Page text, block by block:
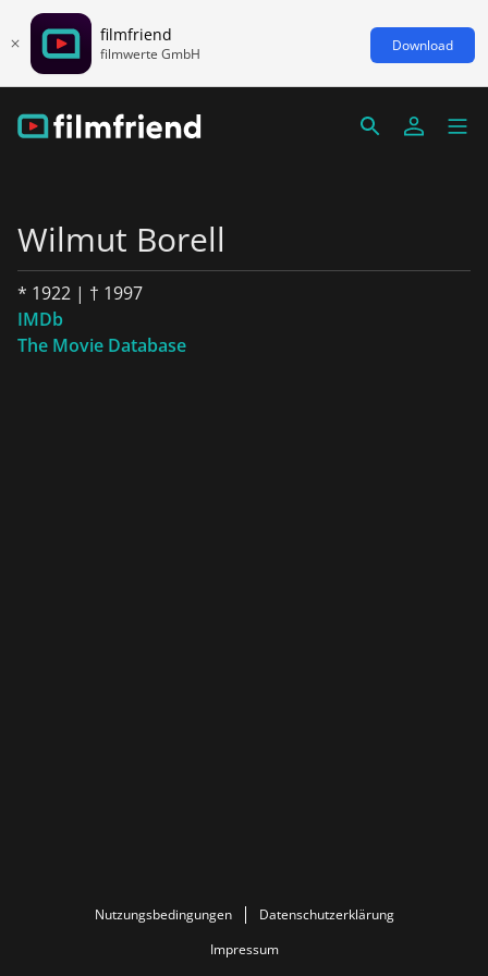
filmfriend
filmwerte GmbH Download
Wilmut Borell
* 1922 | † 1997
IMDb
The Movie Database
Nutzungsbedingungen
Datenschutzerklärung
Impressum